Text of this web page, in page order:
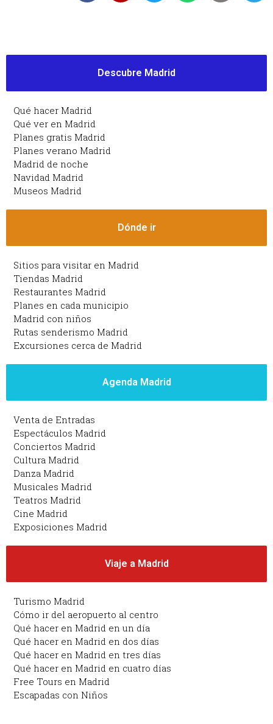
Descubre Madrid
Qué hacer Madrid
Qué ver en Madrid
Planes gratis Madrid
Planes verano Madrid
Madrid de noche
Navidad Madrid
Museos Madrid
Dónde ir
Sitios para visitar en Madrid
Tiendas Madrid
Restaurantes Madrid
Planes en cada municipio
Madrid con niños
Rutas senderismo Madrid
Excursiones cerca de Madrid
Agenda Madrid
Venta de Entradas
Espectáculos Madrid
Conciertos Madrid
Cultura Madrid
Danza Madrid
Musicales Madrid
Teatros Madrid
Cine Madrid
Exposiciones Madrid
Viaje a Madrid
Turismo Madrid
Cómo ir del aeropuerto al centro
Qué hacer en Madrid en un día
Qué hacer en Madrid en dos días
Qué hacer en Madrid en tres días
Qué hacer en Madrid en cuatro días
Free Tours en Madrid
Escapadas con Niños